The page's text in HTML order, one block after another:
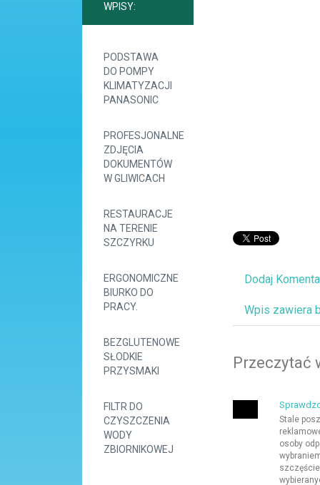
WPISY:
PODSTAWA
DO POMPY
KLIMATYZACJI
PANASONIC
PROFESJONALNE
ZDJĘCIA
DOKUMENTÓW
W GLIWICACH
RESTAURACJE
NA TERENIE
SZCZYRKU
ERGONOMICZNE
BIURKO DO
PRACY.
BEZGLUTENOWE
SŁODKIE
PRZYSMAKI
FILTR DO
CZYSZCZENIA
WODY
ZBIORNIKOWEJ
Dodaj
Wpis zawiera
Przeczytać
Stale
osoby